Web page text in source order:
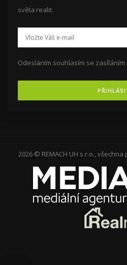
světa realit.
Odesláním souhlasím se
2026 © REMACH UH s.r.o.,